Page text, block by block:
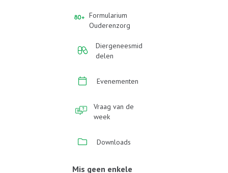
Formularium
Ouderenzorg
Diergeneesmid
delen
Evenementen
Vraag van de
week
Downloads
Mis geen enkele